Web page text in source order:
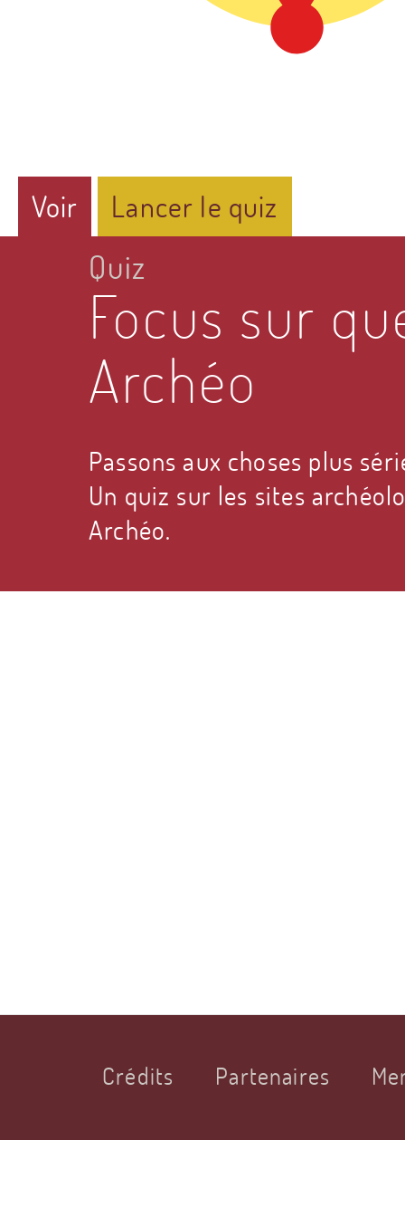
Onglets
principaux
Voir (onglet
actif)
Lancer le quiz
Quiz
Focus sur
Archéo
Passons aux choses plus
Un quiz sur les sites
Archéo.
Crédits Partenaires